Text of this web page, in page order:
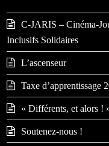
C-JARIS – Cinéma-
Inclusifs Solidaires
L’ascenseur
Taxe d’apprentissage
« Différents, et alors !
Soutenez-nous !